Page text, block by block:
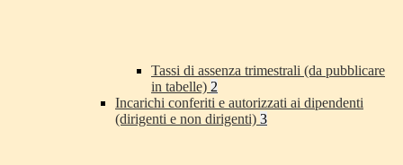
Tassi di assenza trimestrali (da pubblicare
in tabelle) 2
Incarichi conferiti e autorizzati ai dipendenti
(dirigenti e non dirigenti) 3